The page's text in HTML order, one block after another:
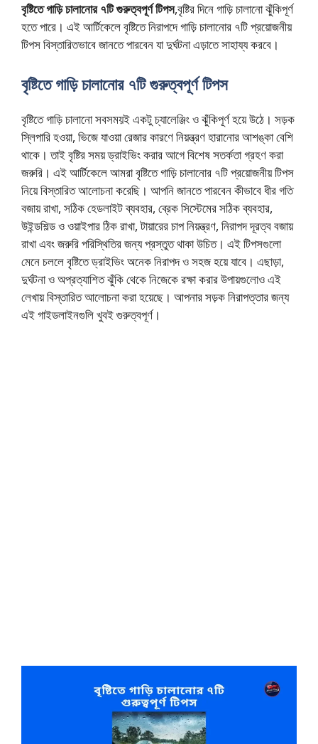
বৃষ্টিতে গাড়ি চালানোর ৭টি গুরুত্বপূর্ণ টিপস,বৃষ্টির দিনে গাড়ি চালানো ঝুঁকিপূর্ণ
হতে পারে। এই আর্টিকেলে বৃষ্টিতে নিরাপদে গাড়ি চালানোর ৭টি প্রয়োজনীয়
টিপস বিস্তারিতভাবে জানতে পারবেন যা দুর্ঘটনা এড়াতে সাহায্য করবে।
বৃষ্টিতে গাড়ি চালানোর ৭টি গুরুত্বপূর্ণ টিপস
বৃষ্টিতে গাড়ি চালানো সবসময়ই একটু চ্যালেঞ্জিং ও ঝুঁকিপূর্ণ হয়ে উঠে। সড়ক
স্লিপারি হওয়া, ভিজে যাওয়া রেজার কারণে নিয়ন্ত্রণ হারানোর আশঙ্কা বেশি
থাকে। তাই বৃষ্টির সময় ড্রাইভিং করার আগে বিশেষ সতর্কতা গ্রহণ করা
জরুরি। এই আর্টিকেলে আমরা বৃষ্টিতে গাড়ি চালানোর ৭টি প্রয়োজনীয় টিপস
নিয়ে বিস্তারিত আলোচনা করেছি। আপনি জানতে পারবেন কীভাবে ধীর গতি
বজায় রাখা, সঠিক হেডলাইট ব্যবহার, ব্রেক সিস্টেমের সঠিক ব্যবহার,
উইন্ডশিল্ড ও ওয়াইপার ঠিক রাখা, টায়ারের চাপ নিয়ন্ত্রণ, নিরাপদ দূরত্ব বজায়
রাখা এবং জরুরি পরিস্থিতির জন্য প্রস্তুত থাকা উচিত। এই টিপসগুলো
মেনে চললে বৃষ্টিতে ড্রাইভিং অনেক নিরাপদ ও সহজ হয়ে যাবে। এছাড়া,
দুর্ঘটনা ও অপ্রত্যাশিত ঝুঁকি থেকে নিজেকে রক্ষা করার উপায়গুলোও এই
লেখায় বিস্তারিত আলোচনা করা হয়েছে। আপনার সড়ক নিরাপত্তার জন্য
এই গাইডলাইনগুলি খুবই গুরুত্বপূর্ণ।